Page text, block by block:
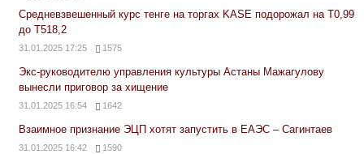
Средневзвешенный курс тенге на торгах KASE подорожал на Т0,99
до Т518,2
31.01.2025 17:25 1575
Экс-руководителю управления культуры Астаны Мажагулову
вынесли приговор за хищение
31.01.2025 16:54 1642
Взаимное признание ЭЦП хотят запустить в ЕАЭС – Сагинтаев
31.01.2025 16:42 1590